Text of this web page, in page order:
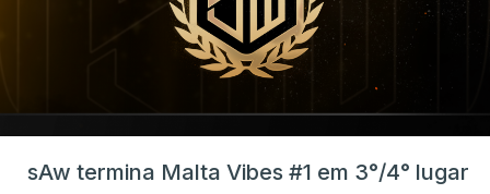
sAw termina Malta Vibes #1 em 3°/4° lugar